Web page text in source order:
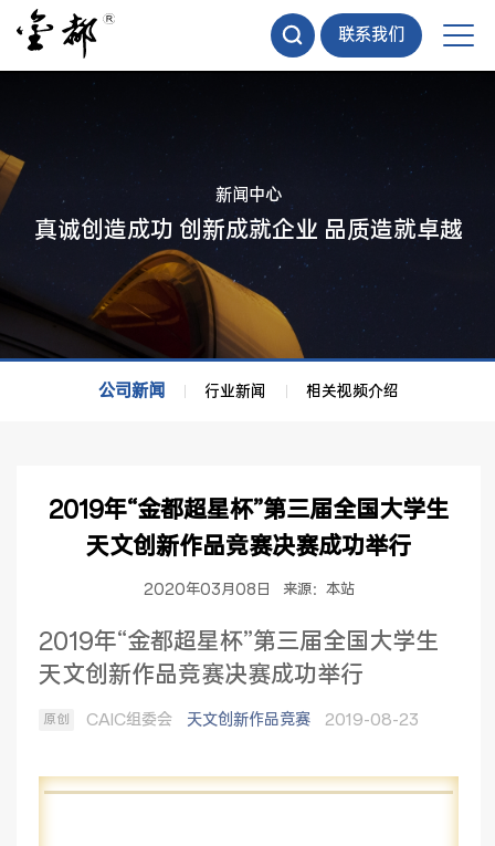
联系我们
新闻中心
真诚创造成功 创新成就企业 品质造就卓越
公司新闻 行业新闻 相关视频介绍
2019年“金都超星杯”第三届全国大学生
天文创新作品竞赛决赛成功举行
2020年03月08日 来源：本站
2019年“金都超星杯”第三届全国大学生
天文创新作品竞赛决赛成功举行
原创 CAIC组委会 天文创新作品竞赛 2019-08-23